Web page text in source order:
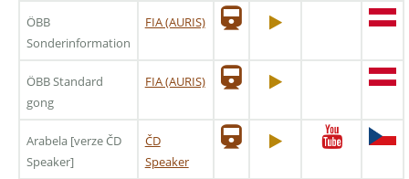
ÖBB
Sonderinformation
FIA (AURIS)
ÖBB Standard
gong
FIA (AURIS)
Arabela [verze ČD
Speaker]
ČD
Speaker